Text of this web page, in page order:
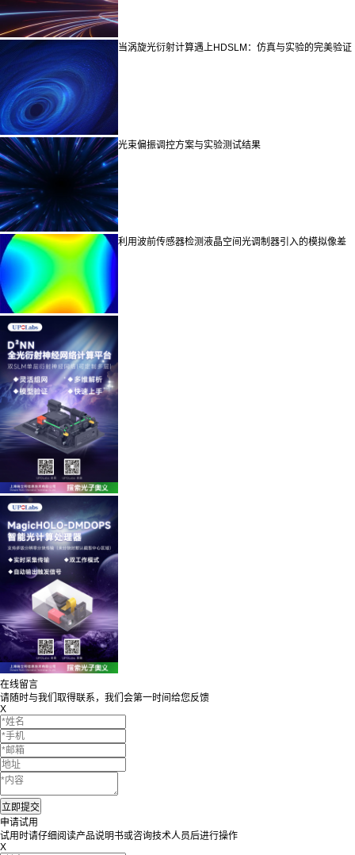
当涡旋光衍射计算遇上HDSLM：仿真与实验的完美验证
光束偏振调控方案与实验测试结果
利用波前传感器检测液晶空间光调制器引入的模拟像差
在线留言
请随时与我们取得联系，我们会第一时间给您反馈
X
申请试用
试用时请仔细阅读产品说明书或咨询技术人员后进行操作
X